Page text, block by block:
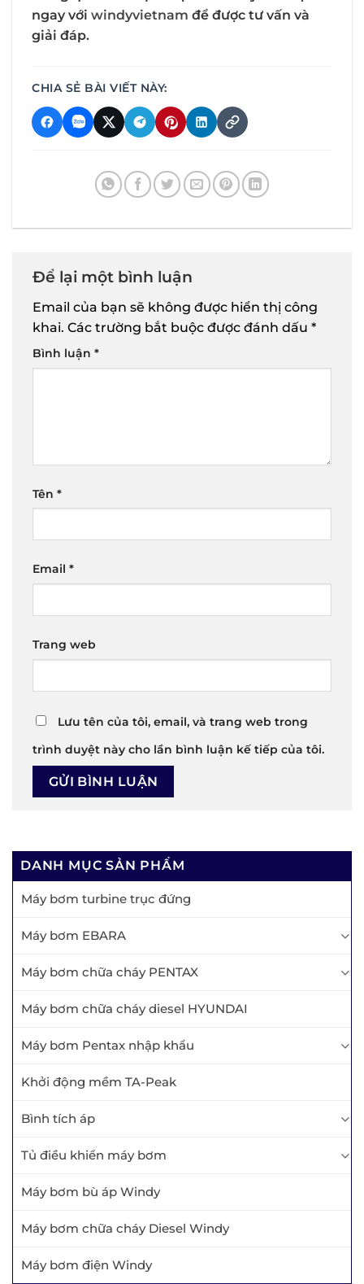
DANH MỤC SẢN PHẨM
Máy bơm turbine trục đứng
Máy bơm EBARA
Máy bơm chữa cháy PENTAX
Máy bơm chữa cháy diesel HYUNDAI
Máy bơm Pentax nhập khẩu
Khởi động mềm TA-Peak
Bình tích áp
Tủ điều khiển máy bơm
Máy bơm bù áp Windy
Máy bơm chữa cháy Diesel Windy
Máy bơm điện Windy
ngay với windyvietnam để được tư vấn và
giải đáp.
CHIA SẺ BÀI VIẾT NÀY:
Để lại một bình luận
Email của bạn sẽ không được hiển thị công
khai. Các trường bắt buộc được đánh dấu *
Bình luận *
Tên *
Email *
Trang web
Lưu tên của tôi, email, và trang web trong
trình duyệt này cho lần bình luận kế tiếp của tôi.